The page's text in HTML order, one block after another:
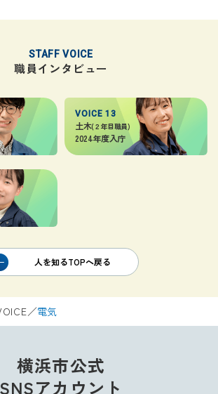
STAFF VOICE
職員インタビュー
VOICE 13
土木(２年目職員)
2024年度入庁
人を知るTOPへ戻る
／電気
横浜市公式
SNSアカウント